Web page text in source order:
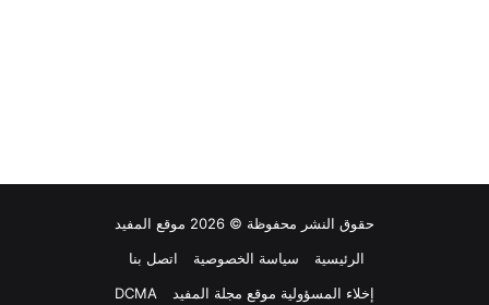
حقوق النشر محفوظة © 2026 موقع المفيد
الرئيسية
سياسة الخصوصية
اتصل بنا
إخلاء المسؤولية موقع مجلة المفيد
DCMA